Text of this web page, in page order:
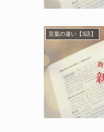
言葉の違い【3語】